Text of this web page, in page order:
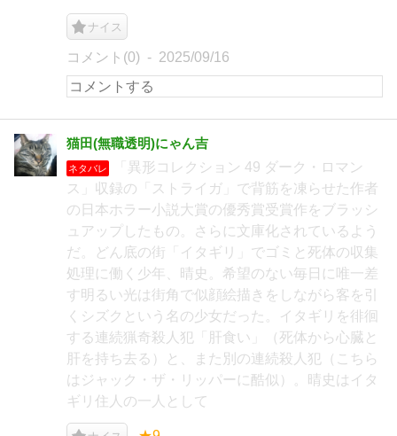
ナイス
コメント(0) 2025/09/16
猫田(無職透明)にゃん吉
ネタバレ
「異形コレクション 49 ダーク・ロマン
ス」収録の「ストライガ」で背筋を凍らせた作者
の日本ホラー小説大賞の優秀賞受賞作をブラッシ
ュアップしたもの。さらに文庫化されているよう
だ。どん底の街「イタギリ」でゴミと死体の収集
処理に働く少年、晴史。希望のない毎日に唯一差
す明るい光は街角で似顔絵描きをしながら客を引
くシズクという名の少女だった。イタギリを徘徊
する連続猟奇殺人犯「肝食い」（死体から心臓と
肝を持ち去る）と、また別の連続殺人犯（こちら
はジャック・ザ・リッパーに酷似）。晴史はイタ
ギリ住人の一人として